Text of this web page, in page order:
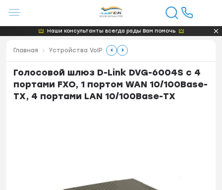
Наши консультанты всегда рады Вам помочь
Главная Устройства VoIP
Голосовой шлюз D-Link DVG-6004S с 4
портами FXO, 1 портом WAN 10/100Base-
TX, 4 портами LAN 10/100Base-TX